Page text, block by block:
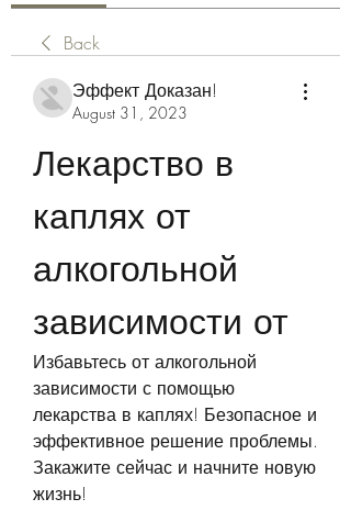
Back
Эффект Доказан!
August 31, 2023
Лекарство в
каплях от
алкогольной
зависимости от
Избавьтесь от алкогольной
зависимости с помощью
лекарства в каплях! Безопасное и
эффективное решение проблемы.
Закажите сейчас и начните новую
жизнь!